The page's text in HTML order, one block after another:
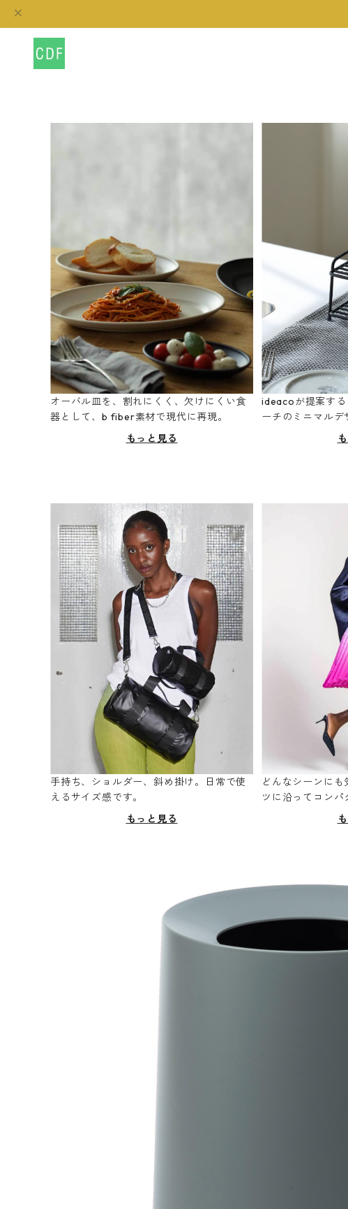
オーバル皿を、割れにくく、欠けにくい食
器として、b fiber素材で現代に再現。
もっと見る
ideacoが提案する
ーチのミニマルデ
手持ち、ショルダー、斜め掛け。日常で使
えるサイズ感です。
もっと見る
どんなシーンに
ツに沿ってコンパ